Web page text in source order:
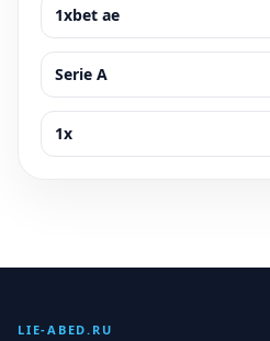
1xbet ae
Serie A
1x
LIE-ABED.RU